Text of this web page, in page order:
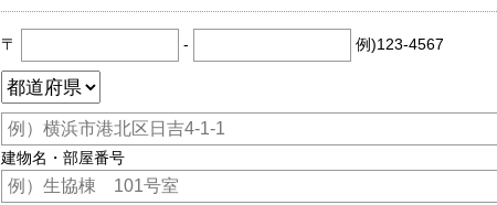
〒 - 例)123-4567
建物名・部屋番号